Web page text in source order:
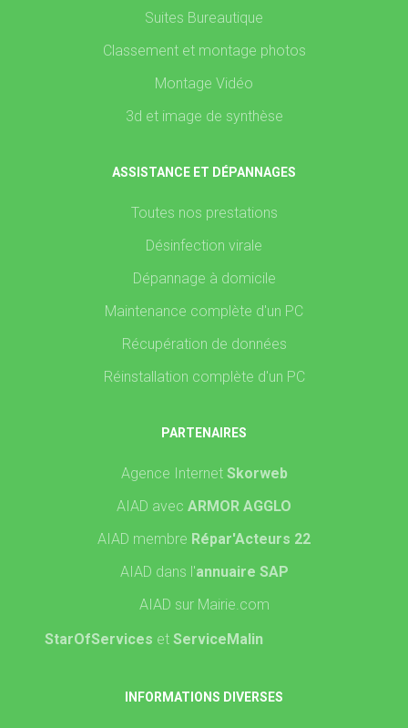
Suites Bureautique
Classement et montage photos
Montage Vidéo
3d et image de synthèse
ASSISTANCE ET DÉPANNAGES
Toutes nos prestations
Désinfection virale
Dépannage à domicile
Maintenance complète d'un PC
Récupération de données
Réinstallation complète d'un PC
PARTENAIRES
Agence Internet Skorweb
AIAD avec ARMOR AGGLO
AIAD membre Répar'Acteurs 22
AIAD dans l'annuaire SAP
AIAD sur Mairie.com
StarOfServices et ServiceMalin
INFORMATIONS DIVERSES